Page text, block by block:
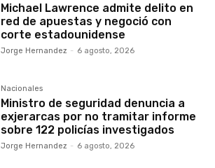
Michael Lawrence admite delito en
red de apuestas y negoció con
corte estadounidense
Jorge Hernandez - 6 agosto, 2026
Nacionales
Ministro de seguridad denuncia a
exjerarcas por no tramitar informe
sobre 122 policías investigados
Jorge Hernandez - 6 agosto, 2026